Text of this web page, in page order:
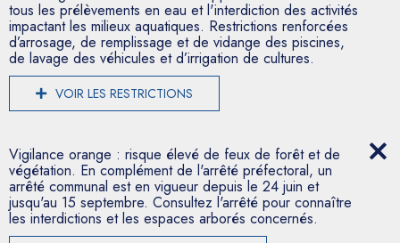
tous les prélèvements en eau et l'interdiction des activités
impactant les milieux aquatiques. Restrictions renforcées
d’arrosage, de remplissage et de vidange des piscines,
de lavage des véhicules et d’irrigation de cultures.
VOIR LES RESTRICTIONS
Vigilance orange : risque élevé de feux de forêt et de
végétation. En complément de l'arrêté préfectoral, un
arrêté communal est en vigueur depuis le 24 juin et
jusqu'au 15 septembre. Consultez l'arrêté pour connaître
les interdictions et les espaces arborés concernés.